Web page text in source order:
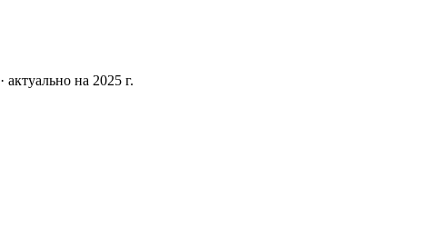
· актуально на 2025 г.